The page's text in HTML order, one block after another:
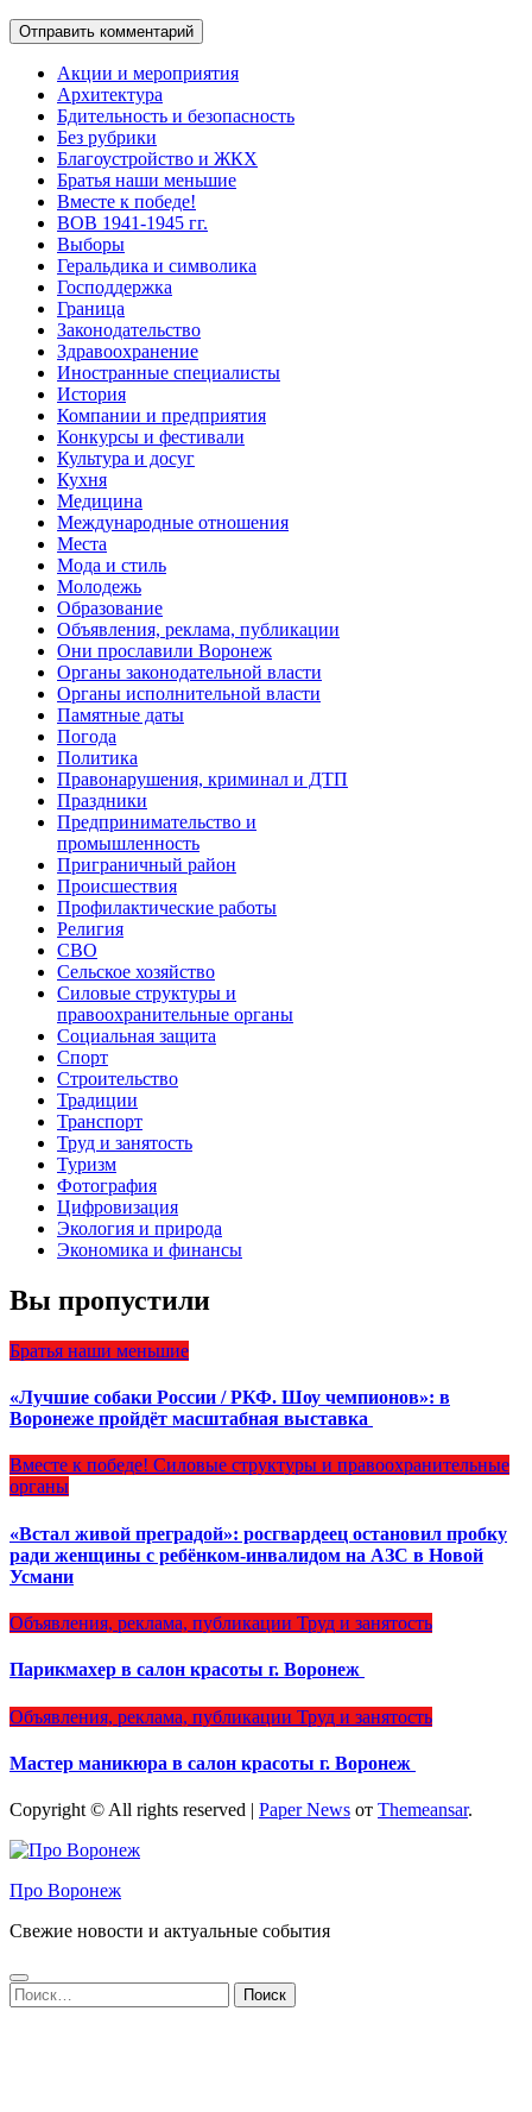
Акции и мероприятия
Архитектура
Бдительность и безопасность
Без рубрики
Благоустройство и ЖКХ
Братья наши меньшие
Вместе к победе!
ВОВ 1941-1945 гг.
Выборы
Геральдика и символика
Господдержка
Граница
Законодательство
Здравоохранение
Иностранные специалисты
История
Компании и предприятия
Конкурсы и фестивали
Культура и досуг
Кухня
Медицина
Международные отношения
Места
Мода и стиль
Молодежь
Образование
Объявления, реклама, публикации
Они прославили Воронеж
Органы законодательной власти
Органы исполнительной власти
Памятные даты
Погода
Политика
Правонарушения, криминал и ДТП
Праздники
Предпринимательство и
промышленность
Приграничный район
Происшествия
Профилактические работы
Религия
СВО
Сельское хозяйство
Силовые структуры и
правоохранительные органы
Социальная защита
Спорт
Строительство
Традиции
Транспорт
Труд и занятость
Туризм
Фотография
Цифровизация
Экология и природа
Экономика и финансы
Вы пропустили
Братья наши меньшие
«Лучшие собаки России / РКФ. Шоу чемпионов»: в
Воронеже пройдёт масштабная выставка
Вместе к победе! Силовые структуры и правоохранительные
органы
«Встал живой преградой»: росгвардеец остановил пробку
ради женщины с ребёнком-инвалидом на АЗС в Новой
Усмани
Объявления, реклама, публикации Труд и занятость
Парикмахер в салон красоты г. Воронеж
Объявления, реклама, публикации Труд и занятость
Мастер маникюра в салон красоты г. Воронеж
Copyright © All rights reserved | Paper News от Themeansar.
Про Воронеж
Свежие новости и актуальные события
Найти: